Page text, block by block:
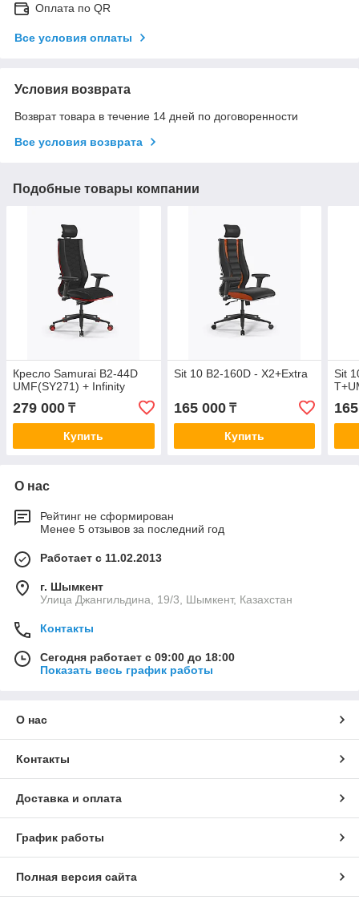
Оплата по QR
Все условия оплаты
Условия возврата
Возврат товара в течение 14 дней по договоренности
Все условия возврата
Подобные товары компании
Кресло Samurai B2-44D
UMF(SY271) + Infinity
279 000 ₸
Купить
Sit 10 B2-160D - X2+Extra
165 000₸
Купить
Sit
О нас
Рейтинг не сформирован
Менее 5 отзывов за последний год
Работает с 11.02.2013
г. Шымкент
Улица Джангильдина, 19/3, Шымкент, Казахстан
Контакты
Сегодня работает с 09:00 до 18:00
Показать весь график работы
О нас
Контакты
Доставка и оплата
График работы
Полная версия сайта